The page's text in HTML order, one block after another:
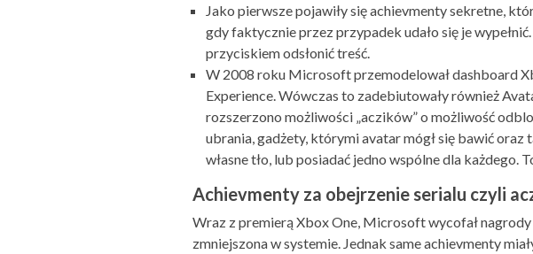
Jako pierwsze pojawiły się achievmenty sekretne,
gdy faktycznie przez przypadek udało się je
przyciskiem odsłonić treść.
W 2008 roku Microsoft przemodelował dashboard
Experience. Wówczas to zadebiutowały również
rozszerzono możliwości „aczików” o możliwość
ubrania, gadżety, którymi avatar mógł się bawić
własne tło, lub posiadać jedno wspólne dla
Achievmenty za obejrzenie serialu czyli
Wraz z premierą Xbox One, Microsoft wycofał
zmniejszona w systemie. Jednak same achievmenty